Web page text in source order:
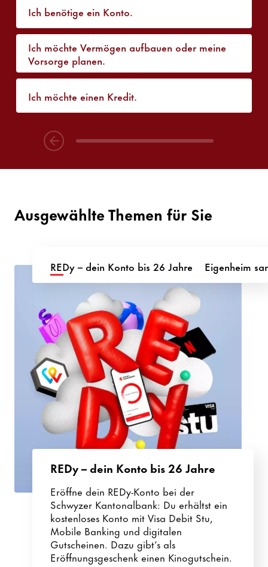
Ich benötige ein Konto.
Ich möchte Vermögen aufbauen oder meine
Vorsorge planen.
Ich möchte einen Kredit.
Ausgewählte Themen für Sie
REDy – dein Konto bis 26 Jahre Eigenheim
REDy – dein Konto bis 26 Jahre
Eröffne dein REDy-Konto bei der
Schwyzer Kantonalbank: Du erhältst ein
kostenloses Konto mit Visa Debit Stu,
Mobile Banking und digitalen
Gutscheinen. Dazu gibt’s als
Eröffnungsgeschenk einen Kinogutschein.